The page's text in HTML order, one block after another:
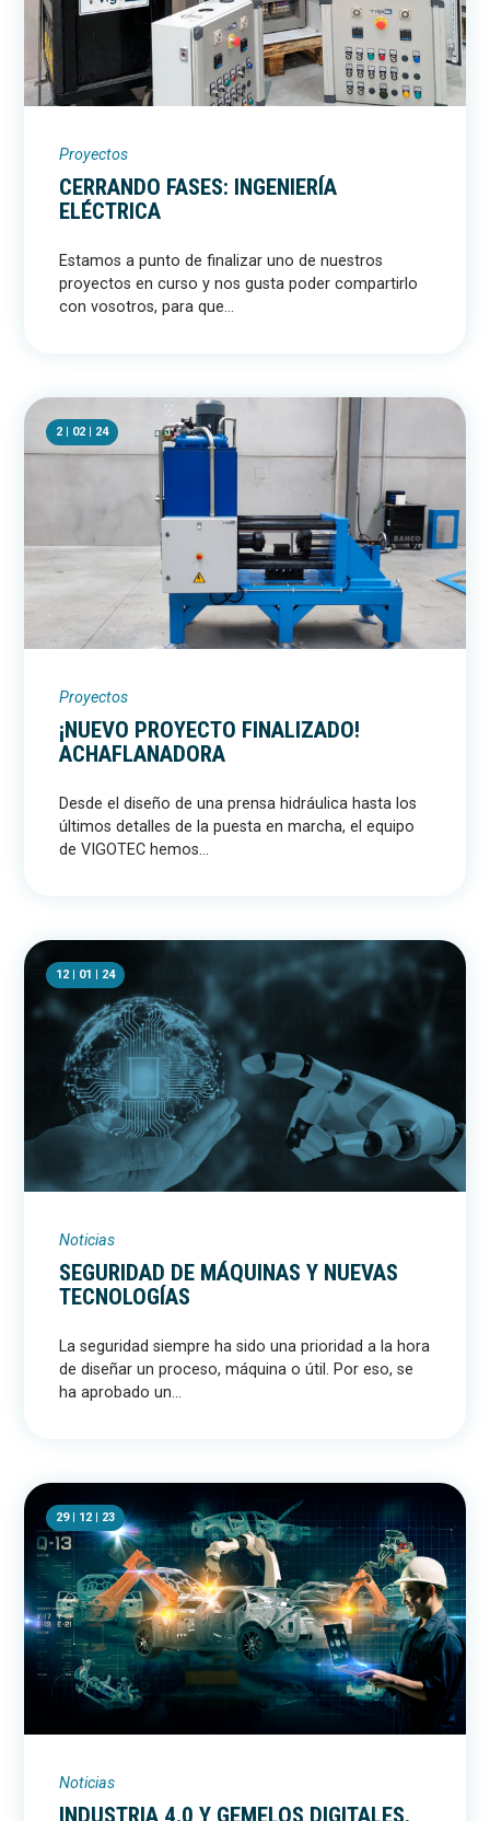
Proyectos
CERRANDO FASES: INGENIERÍA
ELÉCTRICA
Estamos a punto de finalizar uno de nuestros
proyectos en curso y nos gusta poder compartirlo
con vosotros, para que...
2 | 02 | 24
Proyectos
¡NUEVO PROYECTO FINALIZADO!
ACHAFLANADORA
Desde el diseño de una prensa hidráulica hasta los
últimos detalles de la puesta en marcha, el equipo
de VIGOTEC hemos...
12 | 01 | 24
Noticias
SEGURIDAD DE MÁQUINAS Y NUEVAS
TECNOLOGÍAS
La seguridad siempre ha sido una prioridad a la hora
de diseñar un proceso, máquina o útil. Por eso, se
ha aprobado un...
29 | 12 | 23
Noticias
INDUSTRIA 4.0 Y GEMELOS DIGITALES.